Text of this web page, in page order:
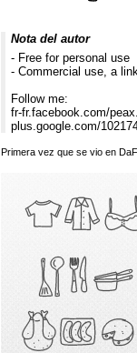
Nota del autor
- Free for personal use
- Commercial use, a
Follow me:
fr-fr.facebook.com/
plus.google.com/
Primera vez que se vio en